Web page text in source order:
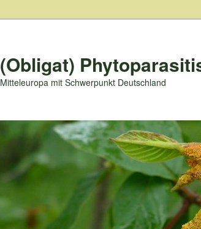
(Obligat)
Mitteleuropa mit Schwerpunkt Deutschland